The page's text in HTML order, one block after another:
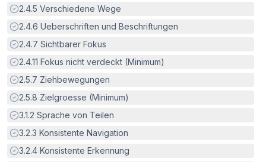
Erfüllt:
2.4.5 Verschiedene Wege
Erfüllt:
2.4.6 Ueberschriften und Beschriftungen
Erfüllt:
2.4.7 Sichtbarer Fokus
Erfüllt:
2.4.11 Fokus nicht verdeckt (Minimum)
Erfüllt:
2.5.7 Ziehbewegungen
Erfüllt:
2.5.8 Zielgroesse (Minimum)
Erfüllt:
3.1.2 Sprache von Teilen
Erfüllt:
3.2.3 Konsistente Navigation
Erfüllt:
3.2.4 Konsistente Erkennung